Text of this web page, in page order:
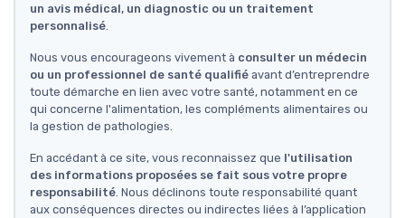
un avis médical, un diagnostic ou un traitement
personnalisé.
Nous vous encourageons vivement à consulter un médecin
ou un professionnel de santé qualifié avant d’entreprendre
toute démarche en lien avec votre santé, notamment en ce
qui concerne l'alimentation, les compléments alimentaires ou
la gestion de pathologies.
En accédant à ce site, vous reconnaissez que l'utilisation
des informations proposées se fait sous votre propre
responsabilité. Nous déclinons toute responsabilité quant
aux conséquences directes ou indirectes liées à l’application